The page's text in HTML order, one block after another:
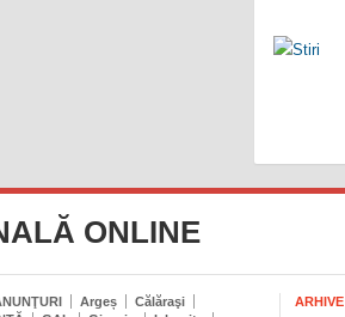
ONLINE
Argeș
Călăraşi
ARHIVE